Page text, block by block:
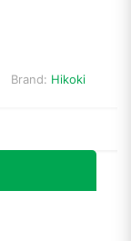
Brand: Hikoki